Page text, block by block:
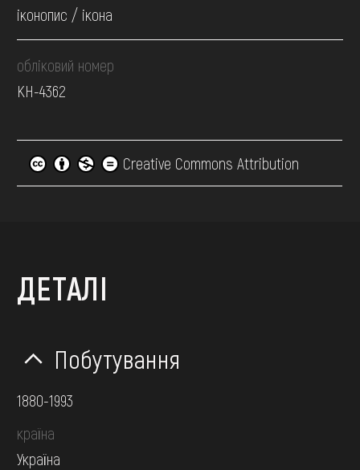
іконопис / ікона
обліковий номер
КН-4362
Creative Commons Attribution
ДЕТАЛІ
Побутування
1880-1993
країна
Україна